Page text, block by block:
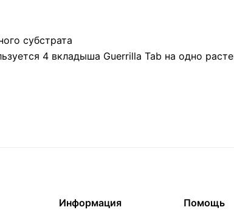
субстрата
4 вкладыша Guerrilla Tab на одно
Информация Помощь